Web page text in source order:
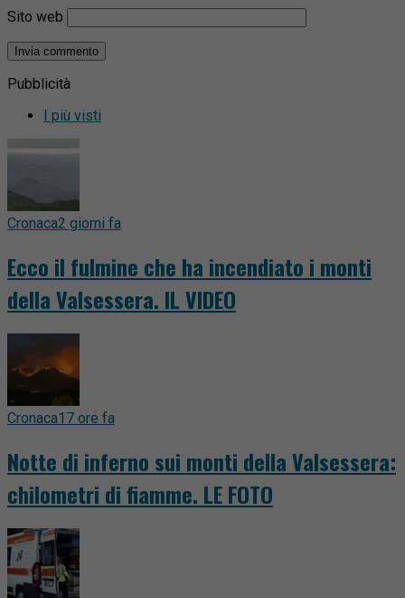
Sito web
Pubblicità
I più visti
Cronaca2 giorni fa
Ecco il fulmine che ha incendiato i monti
della Valsessera. IL VIDEO
Cronaca17 ore fa
Notte di inferno sui monti della Valsessera:
chilometri di fiamme. LE FOTO